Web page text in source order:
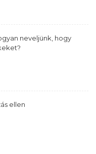
neveljünk, hogy
ellen